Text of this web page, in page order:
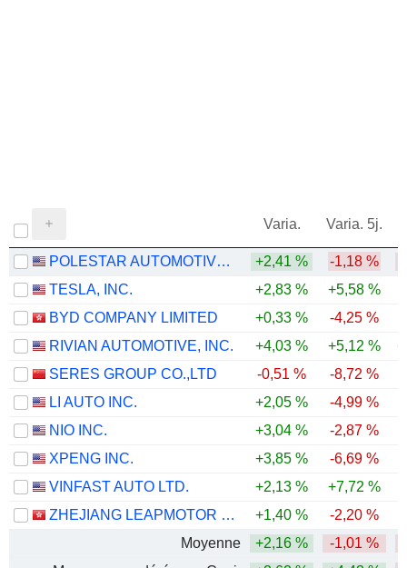
Varia. Varia. 5j.
POLESTAR AUTOMOTIVE HOLDING UK PLC +2,41 % -1,18 %
TESLA, INC.
+2,83 % +5,58 %
BYD COMPANY LIMITED
+0,33 % -4,25 %
RIVIAN AUTOMOTIVE, INC.
+4,03 % +5,12 %
SERES GROUP CO.,LTD
-0,51 % -8,72 %
LI AUTO INC.
+2,05 % -4,99 %
NIO INC.
+3,04 % -2,87 %
XPENG INC.
+3,85 % -6,69 %
VINFAST AUTO LTD.
+2,13 % +7,72 %
ZHEJIANG LEAPMOTOR TECHNOLOGY CO., LTD.
+1,40 % -2,20 %
Moyenne
+2,16 % -1,01 %